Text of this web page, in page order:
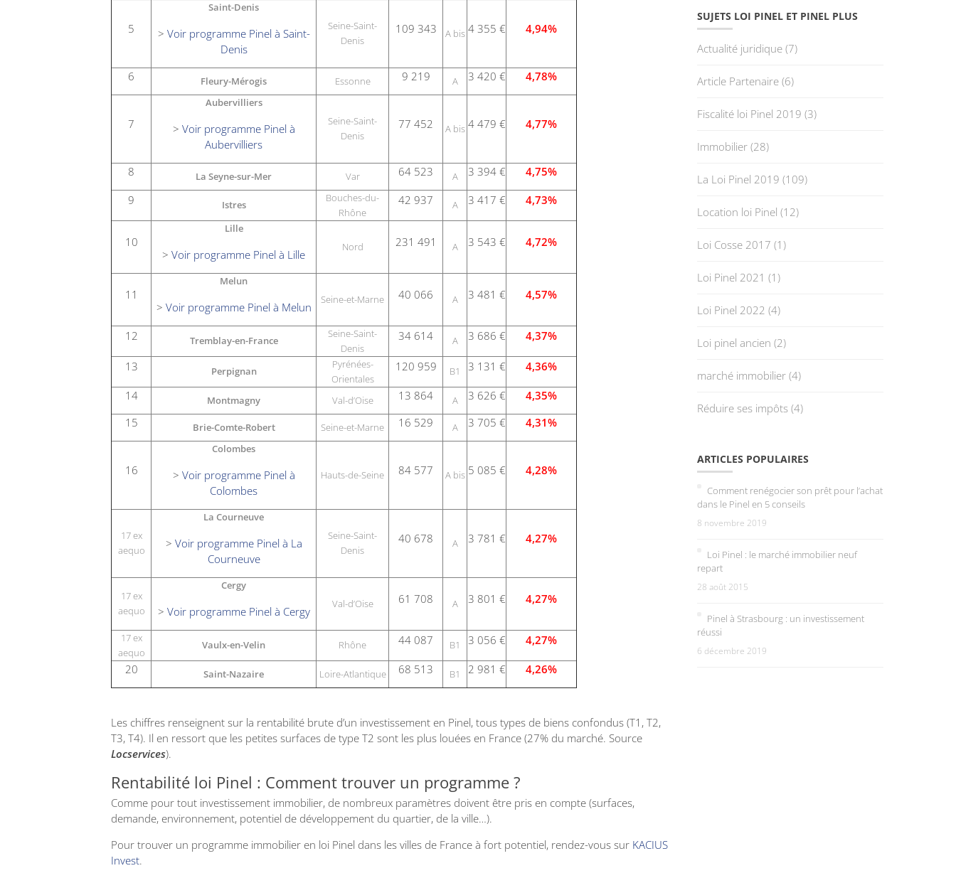
5
Saint-Denis
> Voir programme Pinel à Saint-
Denis
Seine-Saint-
Denis
109 343 A bis 4 355 € 4,94%
6 Fleury-Mérogis Essonne 9 219 A 3 420 € 4,78%
7
Aubervilliers
> Voir programme Pinel à
Aubervilliers
Seine-Saint-
Denis
77 452 A bis 4 479 € 4,77%
8 La Seyne-sur-Mer Var 64 523 A 3 394 €
4,75%
9
Istres
Bouches-du-
Rhône
42 937 A 3 417 € 4,73%
10
Lille
> Voir programme Pinel à Lille
Nord 231 491 A 3 543 € 4,72%
11
Melun
> Voir programme Pinel à Melun
Seine-et-Marne 40 066 A 3 481 € 4,57%
12 Tremblay-en-France
Seine-Saint-
Denis
34 614 A 3 686 € 4,37%
13 Perpignan
Pyrénées-
Orientales
120 959 B1 3 131 € 4,36%
14 Montmagny Val-d’Oise 13 864 A 3 626 €
4,35%
15
Brie-Comte-Robert Seine-et-Marne 16 529 A 3 705 € 4,31%
16
Colombes
> Voir programme Pinel à
Colombes
Hauts-de-Seine 84 577 A bis 5 085 € 4,28%
17 ex
aequo
La Courneuve
> Voir programme Pinel à La
Courneuve
Seine-Saint-
Denis
40 678 A 3 781 € 4,27%
17 ex
aequo
Cergy
> Voir programme Pinel à Cergy
Val-d’Oise 61 708 A 3 801 € 4,27%
17 ex
aequo
Vaulx-en-Velin Rhône 44 087 B1 3 056 € 4,27%
20 Saint-Nazaire Loire-Atlantique 68 513 B1 2 981 € 4,26%
Les chiffres renseignent sur la rentabilité brute d’un investissement en Pinel, tous types de biens confondus (T1, T2,
T3, T4). Il en ressort que les petites surfaces de type T2 sont les plus louées en France (27% du marché. Source
Locservices).
Rentabilité loi Pinel : Comment trouver un programme ?
Comme pour tout investissement immobilier, de nombreux paramètres doivent être pris en compte (surfaces,
demande, environnement, potentiel de développement du quartier, de la ville…).
Pour trouver un programme immobilier en loi Pinel dans les villes de France à fort potentiel, rendez-vous sur KACIUS
Invest.
SUJETS LOI PINEL ET PINEL PLUS
Actualité juridique(7)
Article Partenaire(6)
Fiscalité loi Pinel 2019 (3)
Immobilier(28)
La Loi Pinel 2019 (109)
Location loi Pinel (12)
Loi Cosse 2017 (1)
Loi Pinel 2021 (1)
Loi Pinel 2022 (4)
Loi pinel ancien (2)
marché immobilier(4)
Réduire ses impôts(4)
ARTICLES POPULAIRES
Comment renégocier son prêt pour l’achat
dans le Pinel en 5 conseils
8 novembre 2019
Loi Pinel : le marché immobilier neuf
repart
28 août 2015
Pinel à Strasbourg : un investissement
réussi
6 décembre 2019